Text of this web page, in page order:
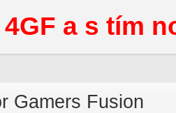
a s tím
Gamers Fusion